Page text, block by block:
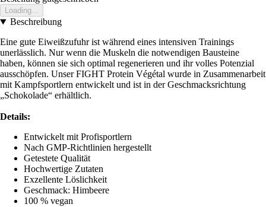
Loading...
Beschreibung
Eine gute Eiweißzufuhr ist während eines intensiven Trainings
unerlässlich. Nur wenn die Muskeln die notwendigen Bausteine
haben, können sie sich optimal regenerieren und ihr volles Potenzial
ausschöpfen. Unser FIGHT Protein Végétal wurde in Zusammenarbeit
mit Kampfsportlern entwickelt und ist in der Geschmacksrichtung
„Schokolade“ erhältlich.
Details:
Entwickelt mit Profisportlern
Nach GMP-Richtlinien hergestellt
Getestete Qualität
Hochwertige Zutaten
Exzellente Löslichkeit
Geschmack: Himbeere
100 % vegan